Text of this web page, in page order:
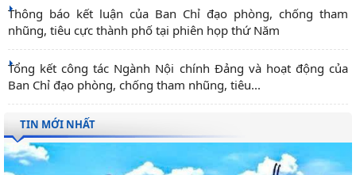
Thông báo kết luận của Ban Chỉ đạo phòng, chống tham
nhũng, tiêu cực thành phố tại phiên họp thứ Năm
Tổng kết công tác Ngành Nội chính Đảng và hoạt động của
Ban Chỉ đạo phòng, chống tham nhũng, tiêu...
TIN MỚI NHẤT